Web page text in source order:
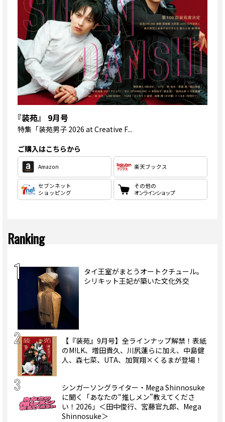
『装苑』 9月号
特集 「装苑男子 2026 at Creative F...
ご購入はこちらから
Amazon 楽天ブックス
セブンネット
ショッピング
その他の
オンラインショップ
Ranking
タイ王室がまとうオートクチュール。
シリキット王妃が築いた文化外交
【『装苑』9月号】全ラインナップ解禁！表紙
のM!LK、増田貴久、川尻蓮らに加え、中島健
人、森七菜、UTA、加賀翔×くるまが登場！
シンガーソングライター・Mega Shinnosuke
に聞く「あなたの“推しメン”教えてくださ
い！2026」＜田中俊行、宮藤官九郎、Mega
Shinnosuke＞